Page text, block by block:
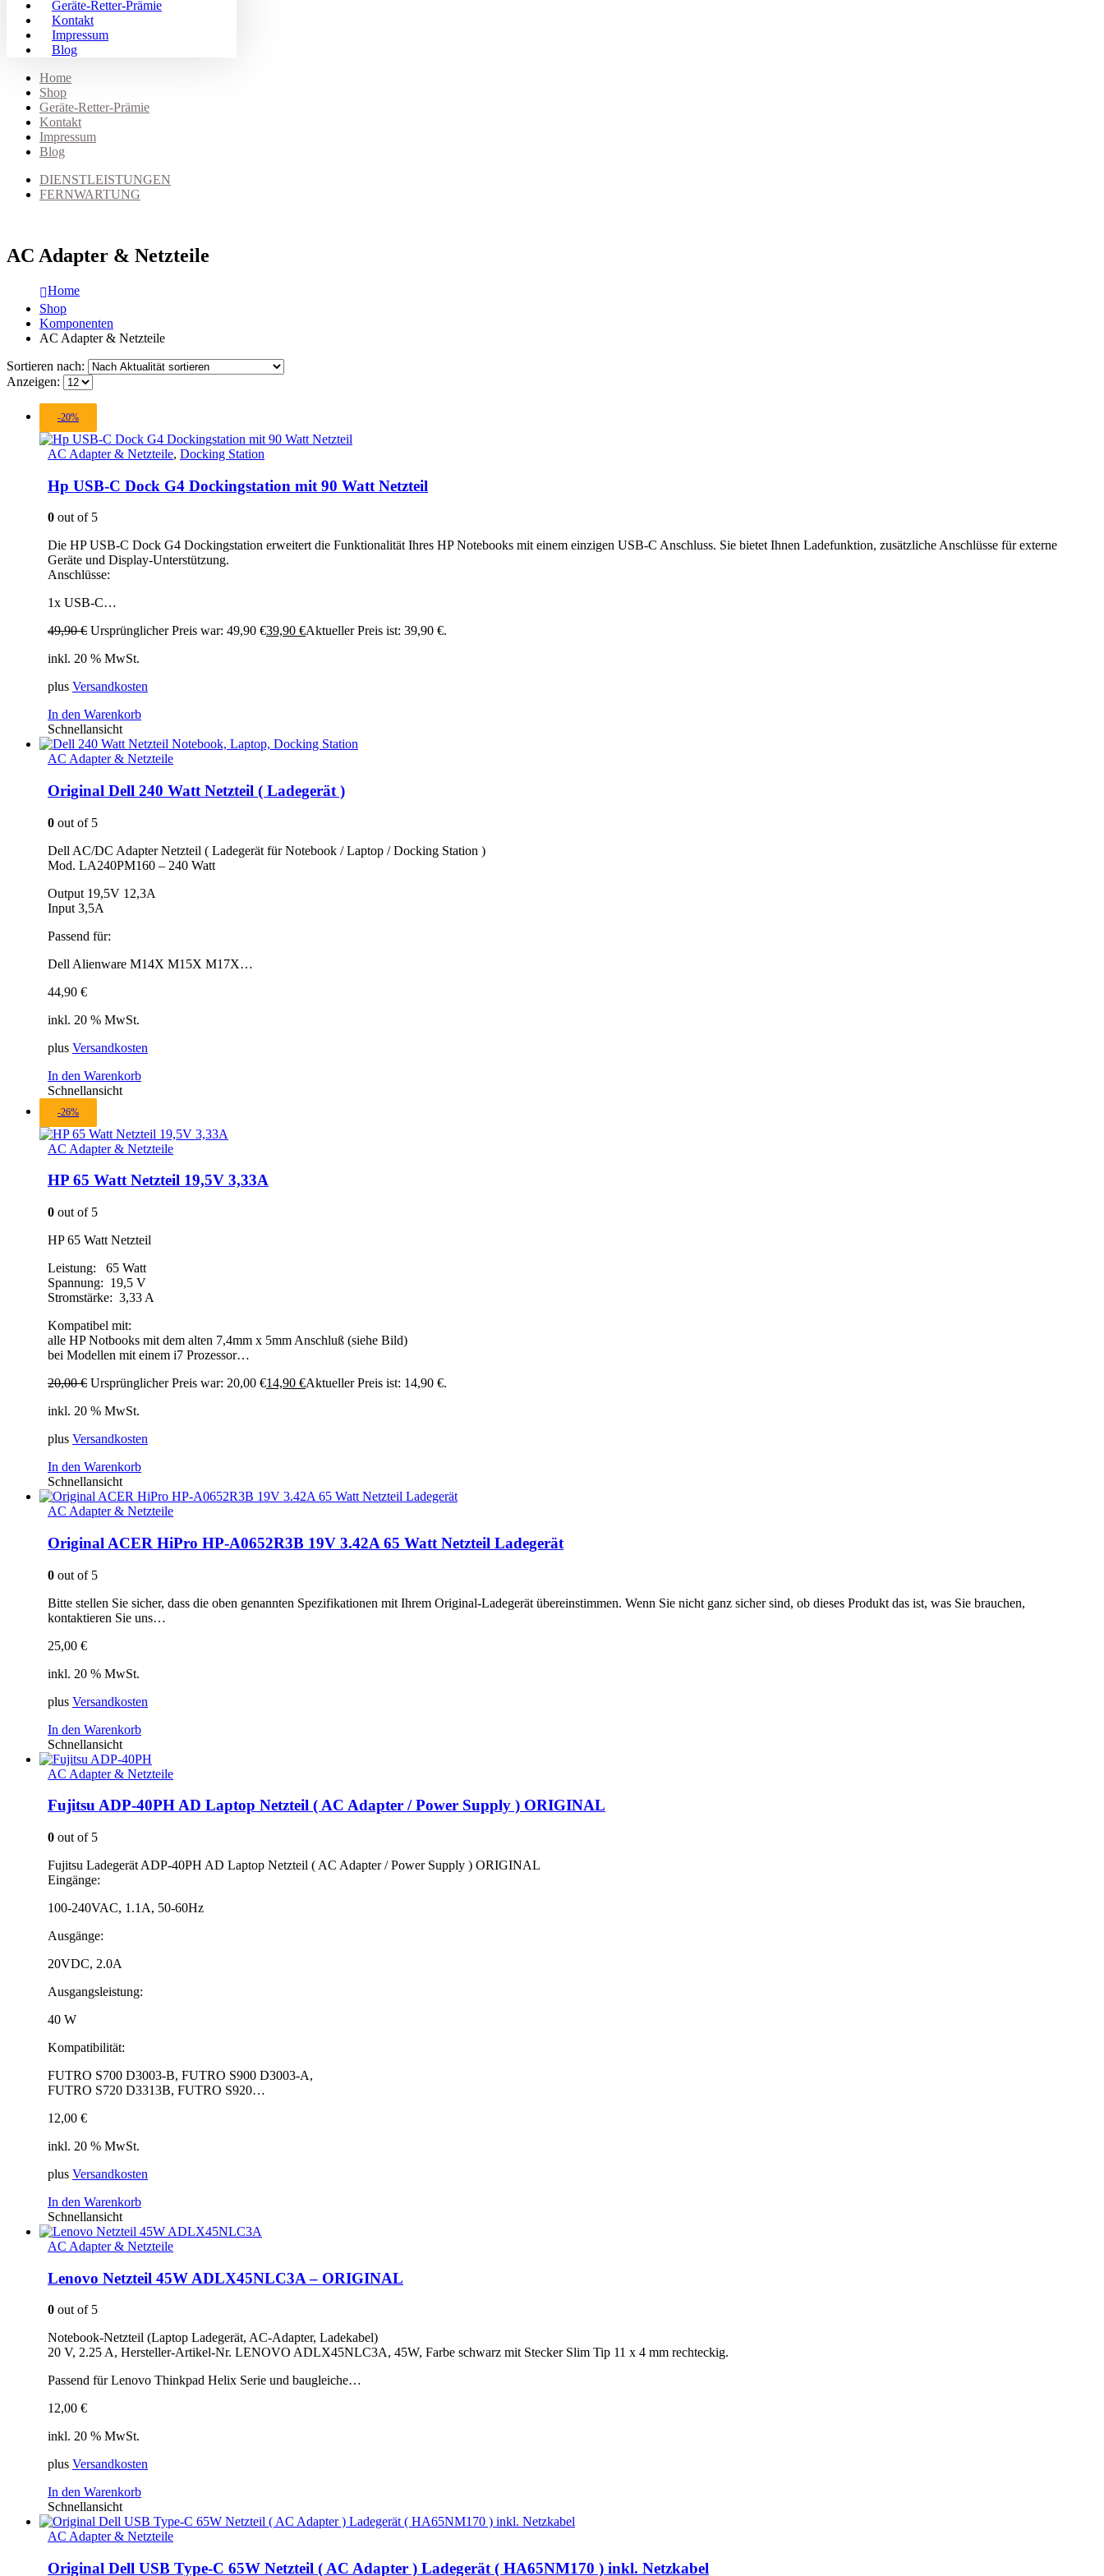
Geräte-Retter-Prämie
Kontakt
Impressum
Blog
Home
Shop
Geräte-Retter-Prämie
Kontakt
Impressum
Blog
DIENSTLEISTUNGEN
FERNWARTUNG
AC Adapter & Netzteile
Home
Shop
Komponenten
AC Adapter & Netzteile
Sortieren nach:
Anzeigen:
-20%
AC Adapter & Netzteile, Docking Station
Hp USB-C Dock G4 Dockingstation mit 90 Watt Netzteil
0 out of 5
Die HP USB-C Dock G4 Dockingstation erweitert die Funktionalität Ihres HP Notebooks mit einem einzigen USB-C Anschluss. Sie bietet Ihnen Ladefunktion, zusätzliche Anschlüsse für externe
Geräte und Display-Unterstützung.
Anschlüsse:
1x USB-C…
49,90€ Ursprünglicher Preis war: 49,90 €39,90 €Aktueller Preis ist: 39,90 €.
inkl. 20 % MwSt.
plus Versandkosten
In den Warenkorb
Schnellansicht
AC Adapter & Netzteile
Original Dell 240 Watt Netzteil ( Ladegerät )
0 out of 5
Dell AC/DC Adapter Netzteil ( Ladegerät für Notebook / Laptop / Docking Station )
Mod. LA240PM160 – 240 Watt
Output 19,5V 12,3A
Input 3,5A
Passend für:
Dell Alienware M14X M15X M17X…
44,90 €
inkl. 20 % MwSt.
plus Versandkosten
In den Warenkorb
Schnellansicht
-26%
AC Adapter & Netzteile
HP 65 Watt Netzteil 19,5V 3,33A
0 out of 5
HP 65 Watt Netzteil
Leistung: 65 Watt
Spannung: 19,5 V
Stromstärke: 3,33 A
Kompatibel mit:
alle HP Notbooks mit dem alten 7,4mm x 5mm Anschluß (siehe Bild)
bei Modellen mit einem i7 Prozessor…
20,00€ Ursprünglicher Preis war: 20,00 €14,90 €Aktueller Preis ist: 14,90 €.
inkl. 20 % MwSt.
plus Versandkosten
In den Warenkorb
Schnellansicht
AC Adapter & Netzteile
Original ACER HiPro HP-A0652R3B 19V 3.42A 65 Watt Netzteil Ladegerät
0 out of 5
Bitte stellen Sie sicher, dass die oben genannten Spezifikationen mit Ihrem Original-Ladegerät übereinstimmen. Wenn Sie nicht ganz sicher sind, ob dieses Produkt das ist, was Sie brauchen,
kontaktieren Sie uns…
25,00 €
inkl. 20 % MwSt.
plus Versandkosten
In den Warenkorb
Schnellansicht
AC Adapter & Netzteile
Fujitsu ADP-40PH AD Laptop Netzteil ( AC Adapter / Power Supply ) ORIGINAL
0 out of 5
Fujitsu Ladegerät ADP-40PH AD Laptop Netzteil ( AC Adapter / Power Supply ) ORIGINAL
Eingänge:
100-240VAC, 1.1A, 50-60Hz
Ausgänge:
20VDC, 2.0A
Ausgangsleistung:
40 W
Kompatibilität:
FUTRO S700 D3003-B, FUTRO S900 D3003-A,
FUTRO S720 D3313B, FUTRO S920…
12,00 €
inkl. 20 % MwSt.
plus Versandkosten
In den Warenkorb
Schnellansicht
AC Adapter & Netzteile
Lenovo Netzteil 45W ADLX45NLC3A – ORIGINAL
0 out of 5
Notebook-Netzteil (Laptop Ladegerät, AC-Adapter, Ladekabel)
20 V, 2.25 A, Hersteller-Artikel-Nr. LENOVO ADLX45NLC3A, 45W, Farbe schwarz mit Stecker Slim Tip 11 x 4 mm rechteckig.
Passend für Lenovo Thinkpad Helix Serie und baugleiche…
12,00 €
inkl. 20 % MwSt.
plus Versandkosten
In den Warenkorb
Schnellansicht
AC Adapter & Netzteile
Original Dell USB Type-C 65W Netzteil ( AC Adapter ) Ladegerät ( HA65NM170 ) inkl. Netzkabel